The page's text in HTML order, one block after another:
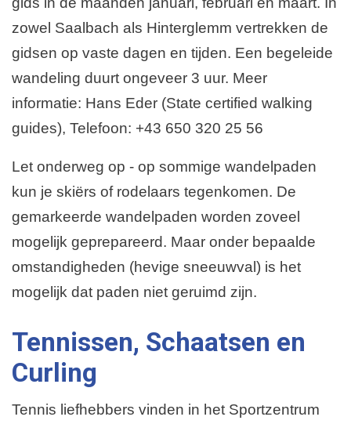
zowel Saalbach als Hinterglemm vertrekken de
gidsen op vaste dagen en tijden. Een begeleide
wandeling duurt ongeveer 3 uur. Meer
informatie: Hans Eder (State certified walking
guides), Telefoon: +43 650 320 25 56
Let onderweg op - op sommige wandelpaden
kun je skiërs of rodelaars tegenkomen. De
gemarkeerde wandelpaden worden zoveel
mogelijk geprepareerd. Maar onder bepaalde
omstandigheden (hevige sneeuwval) is het
mogelijk dat paden niet geruimd zijn.
Tennissen, Schaatsen en
Curling
Tennis liefhebbers vinden in het Sportzentrum